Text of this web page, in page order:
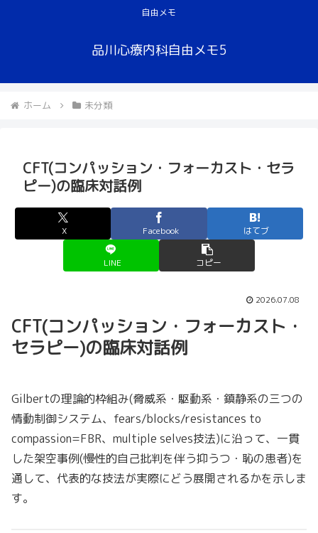
自由メモ
品川心療内科自由メモ5
ホーム 未分類
CFT(コンパッション・フォーカスト・セラ
ピー)の臨床対話例
X Facebook はてブ
LINE コピー
2026.07.08
CFT(コンパッション・フォーカスト・
セラピー)の臨床対話例
Gilbertの理論的枠組み(脅威系・駆動系・鎮静系の三つの
情動制御システム、fears/blocks/resistances to
compassion=FBR、multiple selves技法)に沿って、一貫
した架空事例(慢性的自己批判を伴う抑うつ・恥の患者)を
通して、代表的な技法が実際にどう展開されるかを示しま
す。